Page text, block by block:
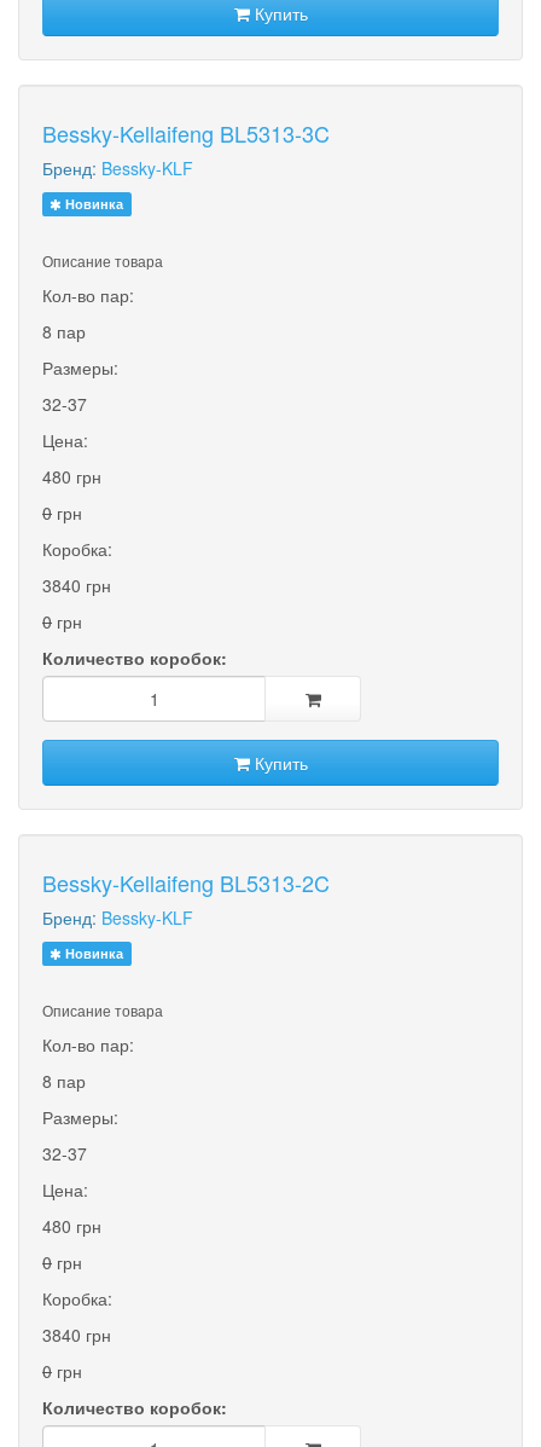
Купить
Bessky-Kellaifeng BL5313-3C
Бренд: Bessky-KLF
Новинка
Описание товара
Кол-во пар:
8 пар
Размеры:
32-37
Цена:
480 грн
0 грн
Коробка:
3840 грн
0 грн
Количество коробок:
Купить
Bessky-Kellaifeng BL5313-2C
Бренд: Bessky-KLF
Новинка
Описание товара
Кол-во пар:
8 пар
Размеры:
32-37
Цена:
480 грн
0 грн
Коробка:
3840 грн
0 грн
Количество коробок: